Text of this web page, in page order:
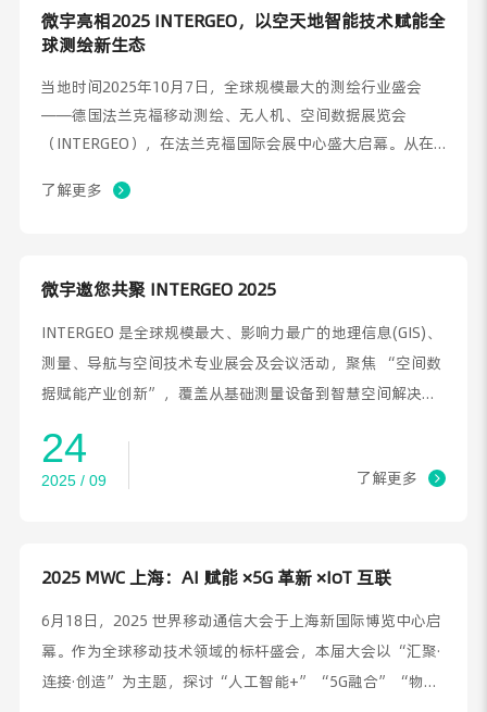
微宇亮相2025 INTERGEO，以空天地智能技术赋能全
球测绘新生态
当地时间2025年10月7日，全球规模最大的测绘行业盛会
——德国法兰克福移动测绘、无人机、空间数据展览会
（INTERGEO），在法兰克福国际会展中心盛大启幕。从在
地理信息早已突破 “专业圈” 边界，成为赋能政治、商业与
了解更多
微宇邀您共聚 INTERGEO 2025
INTERGEO 是全球规模最大、影响力最广的地理信息(GIS)、
测量、导航与空间技术专业展会及会议活动，聚焦 “空间数
据赋能产业创新”，覆盖从基础测量设备到智慧空间解决方
心平台。
24
2025 / 09 了解更多
2025 MWC 上海：AI 赋能 ×5G 革新 ×IoT 互联
6月18日，2025 世界移动通信大会于上海新国际博览中心启
幕。作为全球移动技术领域的标杆盛会，本届大会以“汇聚·
连接·创造”为主题，探讨“人工智能+”“5G融合”“物联